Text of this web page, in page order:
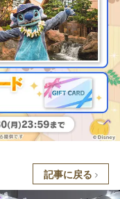
記事に戻る